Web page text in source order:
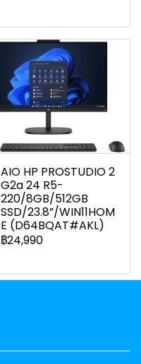
AIO HP PROSTUDIO 2
G2a 24 R5-
220/8GB/512GB
SSD/23.8”/WIN11HOM
E (D64BQAT#AKL)
฿24,990